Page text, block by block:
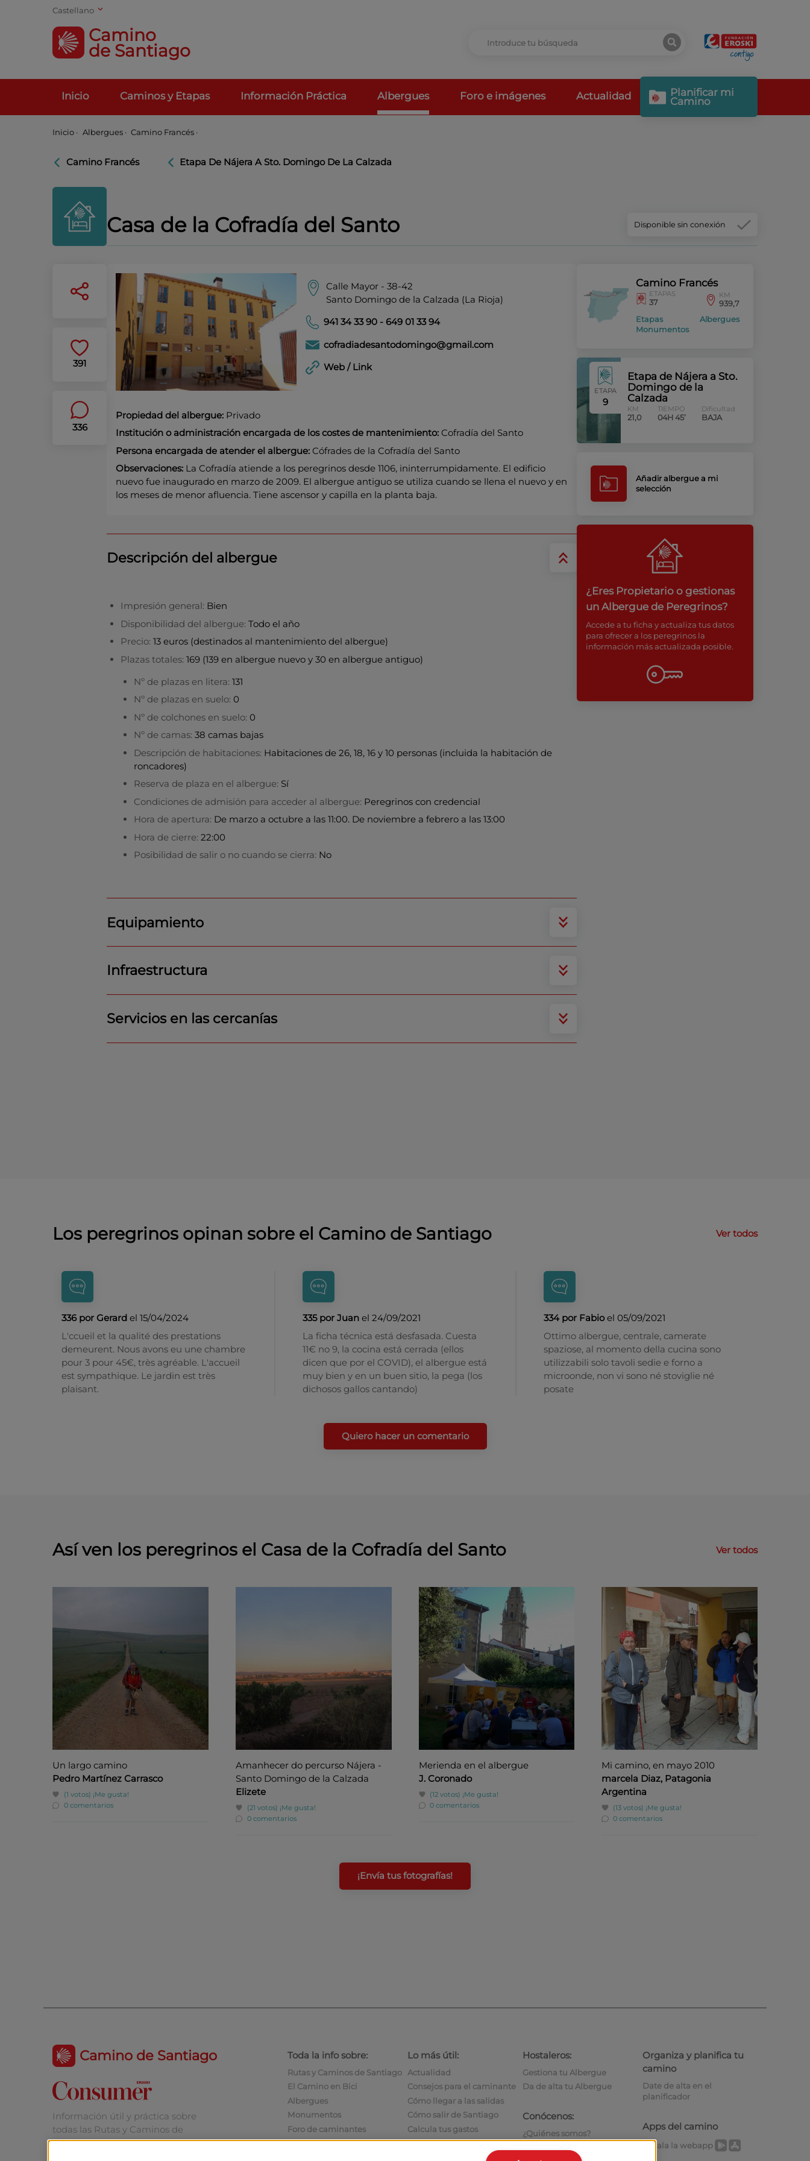
Castellano
Camino
de Santiago
Inicio Caminos y Etapas Información Práctica Albergues Foro e imágenes Actualidad Planificar mi
Camino
Inicio · Albergues · Camino Francés ·
Camino Francés Etapa De Nájera A Sto. Domingo De La Calzada
Casa de la Cofradía del Santo Disponible sin conexión
391
336
Calle Mayor - 38-42
Santo Domingo de la Calzada (La Rioja)
941 34 33 90 - 649 01 33 94
cofradiadesantodomingo@gmail.com
Web / Link
Propiedad del albergue: Privado
Institución o administración encargada de los costes de mantenimiento: Cofradía del Santo
Persona encargada de atender el albergue: Cófrades de la Cofradía del Santo
Observaciones: La Cofradía atiende a los peregrinos desde 1106, ininterrumpidamente. El edificio
nuevo fue inaugurado en marzo de 2009. El albergue antiguo se utiliza cuando se llena el nuevo y en
los meses de menor afluencia. Tiene ascensor y capilla en la planta baja.
Descripción del albergue
Impresión general: Bien
Disponibilidad del albergue: Todo el año
Precio: 13 euros (destinados al mantenimiento del albergue)
Plazas totales: 169 (139 en albergue nuevo y 30 en albergue antiguo)
Nº de plazas en litera: 131
Nº de plazas en suelo: 0
Nº de colchones en suelo: 0
Nº de camas: 38 camas bajas
Descripción de habitaciones: Habitaciones de 26, 18, 16 y 10 personas (incluida la habitación de
roncadores)
Reserva de plaza en el albergue: Sí
Condiciones de admisión para acceder al albergue: Peregrinos con credencial
Hora de apertura: De marzo a octubre a las 11:00. De noviembre a febrero a las 13:00
Hora de cierre: 22:00
Posibilidad de salir o no cuando se cierra: No
Equipamiento
Infraestructura
Servicios en las cercanías
Camino Francés
ETAPAS
37
KM
939,7
Etapas
Albergues
Monumentos
ETAPA
9
Etapa de Nájera a Sto.
Domingo de la
Calzada
KM
21,0
TIEMPO
04H 45’
Dificultad
BAJA
Añadir albergue a mi
selección
¿Eres Propietario o gestionas
un Albergue de Peregrinos?
Accede a tu ficha y actualiza tus datos
para ofrecer a los peregrinos la
información más actualizada posible.
Los peregrinos opinan sobre el Camino de Santiago Ver todos
336 por Gerard el 15/04/2024
L'ccueil et la qualité des prestations
demeurent. Nous avons eu une chambre
pour 3 pour 45€, très agréable. L'accueil
est sympathique. Le jardin est très
plaisant.
335 por Juan el 24/09/2021
La ficha técnica está desfasada. Cuesta
11€ no 9, la cocina está cerrada (ellos
dicen que por el COVID), el albergue está
muy bien y en un buen sitio, la pega (los
dichosos gallos cantando)
334 por Fabioel 05/09/2021
Ottimo albergue, centrale, camerate
spaziose, al momento della cucina sono
utilizzabili solo tavoli sedie e forno a
microonde, non vi sono né stoviglie né
posate
Quiero hacer un comentario
Así ven los peregrinos el Casa de la Cofradía del Santo Ver todos
Un largo camino
Pedro Martínez Carrasco
(1 votos) ¡Me gusta!
0 comentarios
Amanhecer do percurso Nájera -
Santo Domingo de la Calzada
Elizete
(21 votos) ¡Me gusta!
0 comentarios
Merienda en el albergue
J. Coronado
(12 votos) ¡Me gusta!
0 comentarios
Mi camino, en mayo 2010
marcela Diaz, Patagonia
Argentina
(13 votos) ¡Me gusta!
0 comentarios
¡Envía tus fotografías!
Camino de Santiago
Información útil y práctica sobre
todas las Rutas y Caminos de
Santiago.
Toda la info sobre:
Rutas y Caminos de Santiago
El Camino en Bici
Albergues
Monumentos
Foro de caminantes
Fotografías de los peregrinos
Lo más útil:
Actualidad
Consejos para el caminante
Cómo llegar a las salidas
Cómo salir de Santiago
Calcula tus gastos
Historia
Hostaleros:
Gestiona tu Albergue
Da de alta tu Albergue
Conócenos:
¿Quiénes somos?
Organiza y planifica tu
camino
Date de alta en el
planificador
Apps del camino
Instala la webapp